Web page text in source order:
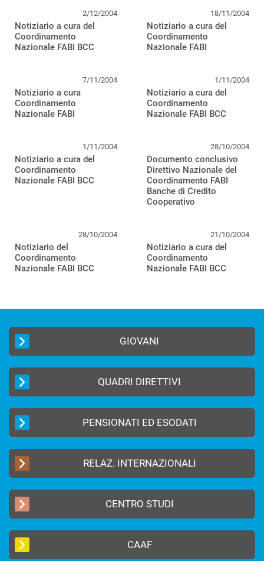
2/12/2004
Notiziario a cura del
Coordinamento
Nazionale FABI BCC
18/11/2004
Notiziario a cura del
Coordinamento
Nazionale FABI
7/11/2004
Notiziario a cura
Coordinamento
Nazionale FABI
1/11/2004
Notiziario a cura del
Coordinamento
Nazionale FABI BCC
1/11/2004
Notiziario a cura del
Coordinamento
Nazionale FABI BCC
28/10/2004
Documento conclusivo
Direttivo Nazionale del
Coordinamento FABI
Banche di Credito
Cooperativo
28/10/2004
Notiziario del
Coordinamento
Nazionale FABI BCC
21/10/2004
Notiziario a cura del
Coordinamento
Nazionale FABI BCC
GIOVANI
QUADRI DIRETTIVI
PENSIONATI ED ESODATI
RELAZ. INTERNAZIONALI
CENTRO STUDI
CAAF